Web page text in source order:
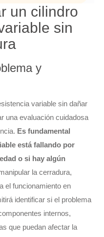
un cilindro
sin
y
variable sin dañar
una evaluación cuidadosa
Es fundamental
está fallando por
o si hay algún
la cerradura,
el funcionamiento en
identificar si el problema
internos,
que puedan afectar la